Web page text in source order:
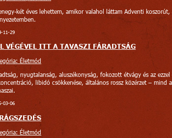
két éves lehettem, amikor valahol láttam Adventi
11-29
VÉGÉVEL ITT A TAVASZI FÁRADTSÁG
Életmód
nyugtalanság, aluszékonyság, fokozott étvágy és az
libidó csökkenése, általános rossz közérzet – mind
03-06
Életmód